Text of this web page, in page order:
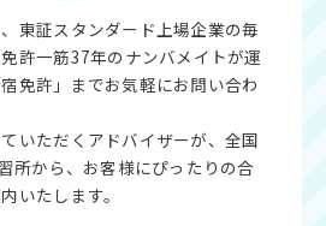
東証スタンダード上場企業の毎
許一筋37年のナンバメイトが運
免許」までお気軽にお問い合わ
いただくアドバイザーが、全国
所から、お客様にぴったりの合
いたします。